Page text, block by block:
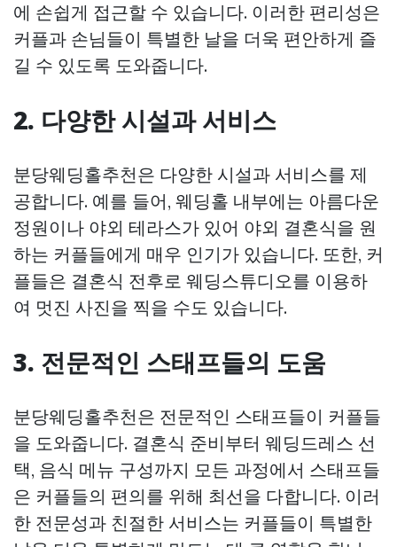
에 손쉽게 접근할 수 있습니다. 이러한 편리성은
커플과 손님들이 특별한 날을 더욱 편안하게 즐
길 수 있도록 도와줍니다.
2. 다양한 시설과 서비스
분당웨딩홀추천은 다양한 시설과 서비스를 제
공합니다. 예를 들어, 웨딩홀 내부에는 아름다운
정원이나 야외 테라스가 있어 야외 결혼식을 원
하는 커플들에게 매우 인기가 있습니다. 또한, 커
플들은 결혼식 전후로 웨딩스튜디오를 이용하
여 멋진 사진을 찍을 수도 있습니다.
3. 전문적인 스태프들의 도움
분당웨딩홀추천은 전문적인 스태프들이 커플들
을 도와줍니다. 결혼식 준비부터 웨딩드레스 선
택, 음식 메뉴 구성까지 모든 과정에서 스태프들
은 커플들의 편의를 위해 최선을 다합니다. 이러
한 전문성과 친절한 서비스는 커플들이 특별한